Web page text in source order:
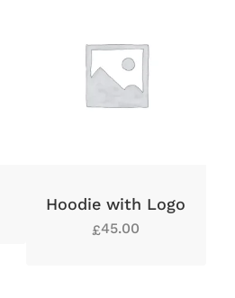
Hoodie with Logo
£45.00